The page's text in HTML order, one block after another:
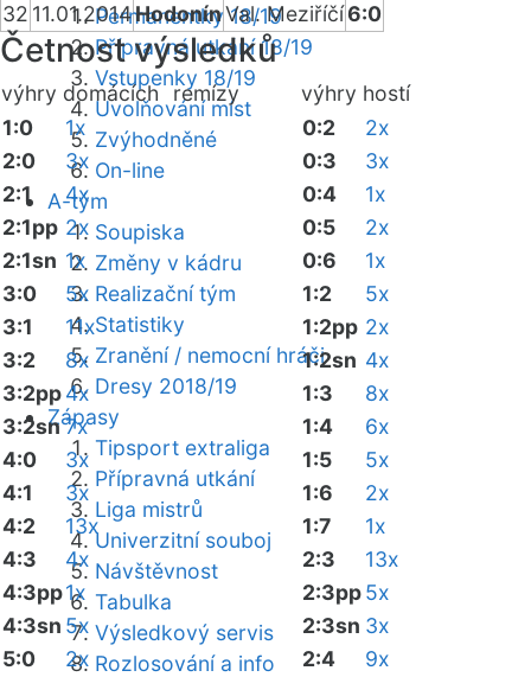
Permanentky 18/19
Přípravná utkání 18/19
Vstupenky 18/19
Uvolňování míst
Zvýhodněné
On-line
A-tým
Soupiska
Změny v kádru
Realizační tým
Statistiky
Zranění / nemocní hráči
Dresy 2018/19
Zápasy
Tipsport extraliga
Přípravná utkání
Liga mistrů
Univerzitní souboj
Návštěvnost
Tabulka
Výsledkový servis
Rozlosování a info
32 11.01.2014HodonínVal. Meziříčí6:0
Četnost výsledků
výhry domácích remízy výhry hostí
1:0
1x
2:0
3x
2:1
4x
2:1pp 2x
2:1sn 1x
3:0
5x
3:1
11x
3:2
8x
3:2pp4x
3:2sn 7x
4:0
3x
4:1
3x
4:2
13x
4:3
4x
4:3pp1x
4:3sn 5x
5:0
2x
0:2
2x
0:3
3x
0:4
1x
0:5
2x
0:6
1x
1:2
5x
1:2pp 2x
1:2sn 4x
1:3
8x
1:4
6x
1:5
5x
1:6
2x
1:7
1x
2:3
13x
2:3pp5x
2:3sn 3x
2:4
9x